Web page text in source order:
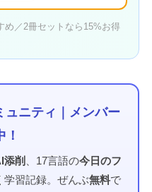
／2冊セットなら15%お得
ニティ｜メンバー
！
添削 、17言語の今日のフ
学習記録。ぜんぶ無料で